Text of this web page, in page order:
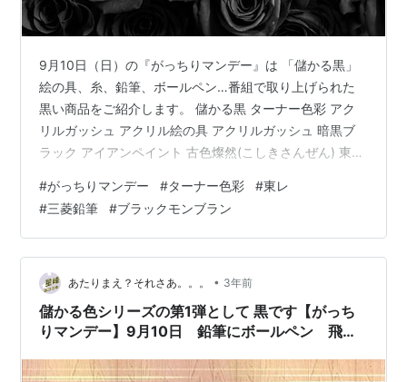
9月10日（日）の『がっちりマンデー』は 「儲かる黒」
絵の具、糸、鉛筆、ボールペン…番組で取り上げられた
黒い商品をご紹介します。 儲かる黒 ターナー色彩 アク
リルガッシュ アクリル絵の具 アクリルガッシュ 暗黒ブ
ラック アイアンペイント 古色燦然(こしきさんぜん) 東レ
ニ 鉛筆 HB・B～10B 竹下製菓 ブラックモンブラン 儲か
る黒 ターナー色彩 アクリルガッシュ アクリル絵の具 色
伸びが良く接着力が高いので紙だけでなく金属、木、石
にも塗れる。累計販売数約2億本！ 水性でいったん乾け
ばすぐれた耐水性を発揮だからナキやにじみなく重ね
塗…
#がっちりマンデー #ターナー色彩 #東レ
#三菱鉛筆 #ブラックモンブラン
あたりまえ？それさあ。。。 • 3年前
儲かる色シリーズの第1弾として 黒です【がっち
りマンデー】9月10日 鉛筆にボールペン 飛行